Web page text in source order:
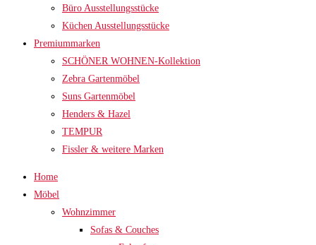
Büro Ausstellungsstücke
Küchen Ausstellungsstücke
Premiummarken
SCHÖNER WOHNEN-Kollektion
Zebra Gartenmöbel
Suns Gartenmöbel
Henders & Hazel
TEMPUR
Fissler & weitere Marken
Home
Möbel
Wohnzimmer
Sofas & Couches